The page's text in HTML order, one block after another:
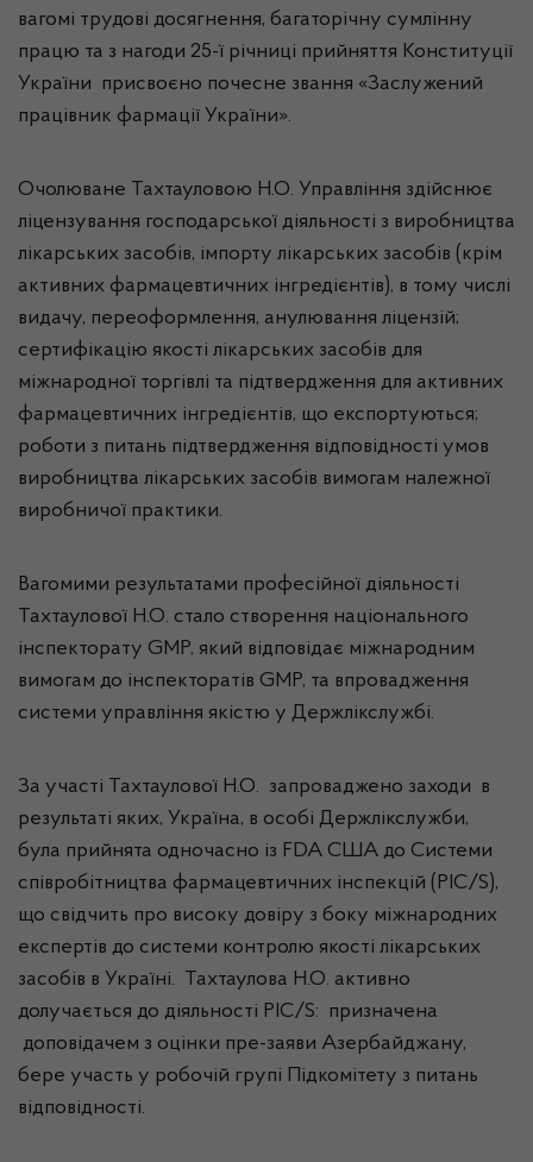
вагомі трудові досягнення, багаторічну сумлінну
працю та з нагоди 25-ї річниці прийняття Конституції
України присвоєно почесне звання «Заслужений
працівник фармації України».
Очолюване Тахтауловою Н.О. Управління здійснює
ліцензування господарської діяльності з виробництва
лікарських засобів, імпорту лікарських засобів (крім
активних фармацевтичних інгредієнтів), в тому числі
видачу, переоформлення, анулювання ліцензій;
сертифікацію якості лікарських засобів для
міжнародної торгівлі та підтвердження для активних
фармацевтичних інгредієнтів, що експортуються;
роботи з питань підтвердження відповідності умов
виробництва лікарських засобів вимогам належної
виробничої практики.
Вагомими результатами професійної діяльності
Тахтаулової Н.О. стало створення національного
інспекторату GMP, який відповідає міжнародним
вимогам до інспекторатів GMP, та впровадження
системи управління якістю у Держлікслужбі.
За участі Тахтаулової Н.О. запроваджено заходи в
результаті яких, Україна, в особі Держлікслужби,
була прийнята одночасно із FDA США до Системи
співробітництва фармацевтичних інспекцій (PIC/S),
що свідчить про високу довіру з боку міжнародних
експертів до системи контролю якості лікарських
засобів в Україні. Тахтаулова Н.О. активно
долучається до діяльності PIC/S: призначена
доповідачем з оцінки пре-заяви Азербайджану,
бере участь у робочій групі Підкомітету з питань
відповідності.